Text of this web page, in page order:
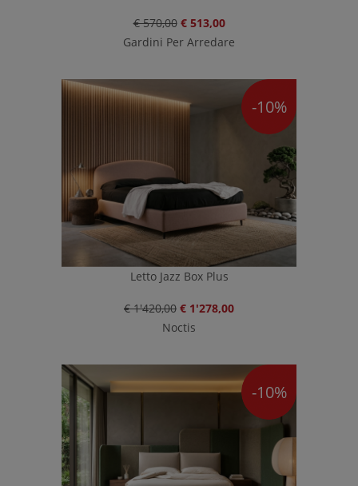
€ 570,00 € 513,00
Gardini Per Arredare
-10%
Letto Jazz Box Plus
€ 1'420,00 € 1'278,00
Noctis
-10%